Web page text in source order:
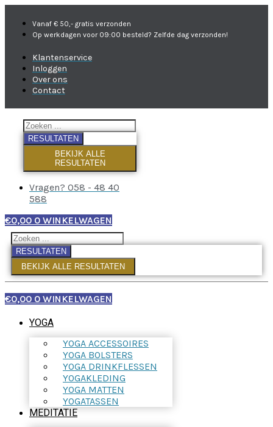
Vanaf € 50,- gratis verzonden
Op werkdagen voor 09:00 besteld? Zelfde dag verzonden!
Klantenservice
Inloggen
Over ons
Contact
RESULTATEN
BEKIJK ALLE
RESULTATEN
Vragen? 058 - 48 40
588
€0,00 0 WINKELWAGEN
RESULTATEN
BEKIJK ALLE RESULTATEN
€0,00 0 WINKELWAGEN
YOGA
YOGA ACCESSOIRES
YOGA BOLSTERS
YOGA DRINKFLESSEN
YOGAKLEDING
YOGA MATTEN
YOGATASSEN
MEDITATIE